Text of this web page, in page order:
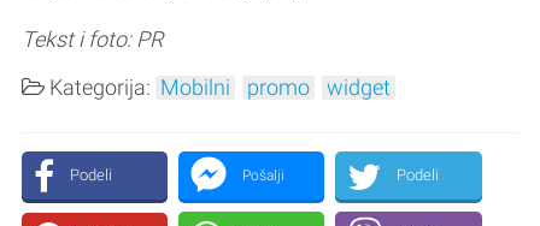
Tekst i foto: PR
Kategorija: Mobilni promo widget
Podeli Pošalji Podeli